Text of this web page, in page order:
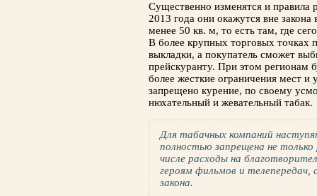
Существенно изменятся и правила
2013 года они окажутся вне
менее 50 кв. м, то есть там, где
В более крупных торговых точках
выкладки, а покупатель сможет
прейскуранту. При этом регионам
более жесткие ограничения мест и
запрещено курение, по своему
нюхательный и жевательный табак.
Для табачных компаний
полностью запрещена не
числе расходы на
героям фильмов и телепередач,
закона.